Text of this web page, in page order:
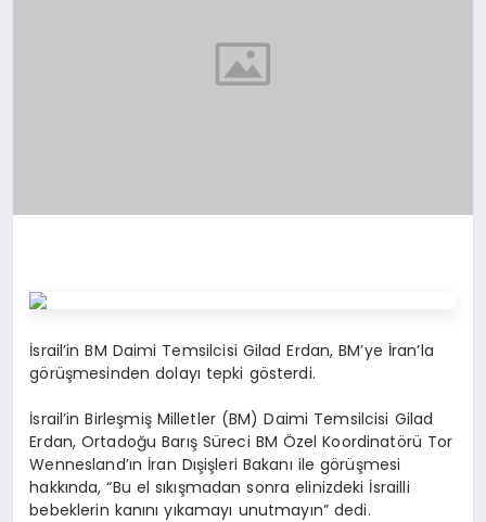
İsrail’in BM Daimi Temsilcisi Gilad Erdan, BM’ye İran’la
görüşmesinden dolayı tepki gösterdi.
İsrail’in Birleşmiş Milletler (BM) Daimi Temsilcisi Gilad
Erdan, Ortadoğu Barış Süreci BM Özel Koordinatörü Tor
Wennesland’ın İran Dışişleri Bakanı ile görüşmesi
hakkında, “Bu el sıkışmadan sonra elinizdeki İsrailli
bebeklerin kanını yıkamayı unutmayın” dedi.